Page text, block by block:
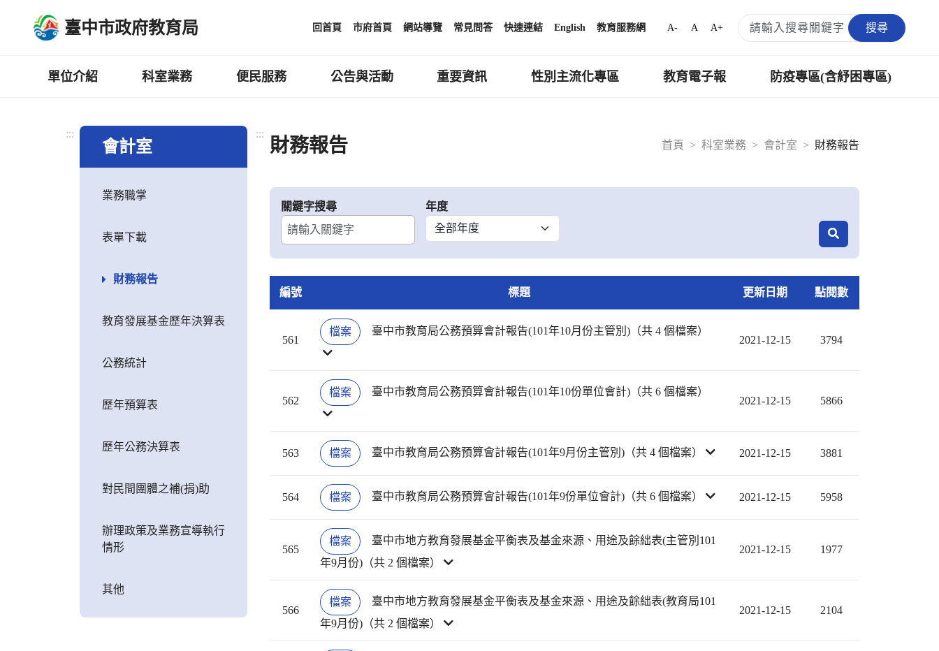
臺中市政府教育局 回首頁 市府首頁 網站導覽 常見問答 快速連結 English 教育服務網 A- A A+ 搜尋
單位介紹 科室業務 便民服務 公告與活動 重要資訊 性別主流化專區 教育電子報 防疫專區(含紓困專區)
:::
會計室
業務職掌
表單下載
財務報告
教育發展基金歷年決算表
公務統計
歷年預算表
歷年公務決算表
對民間團體之補(捐)助
辦理政策及業務宣導執行
情形
其他
:::
首頁
科室業務 會計室 財務報告
財務報告
關鍵字搜尋 年度
編號 標題 更新日期 點閱數
561
檔案 臺中市教育局公務預算會計報告(101年10月份主管別)（共 4 個檔案）
2021-12-15 3794
562
檔案 臺中市教育局公務預算會計報告(101年10份單位會計)（共 6 個檔案）
2021-12-15 5866
563 檔案 臺中市教育局公務預算會計報告(101年9月份主管別)（共 4 個檔案） 2021-12-15 3881
564 檔案 臺中市教育局公務預算會計報告(101年9份單位會計)（共 6 個檔案） 2021-12-15 5958
565
檔案
臺中市地方教育發展基金平衡表及基金來源、用途及餘絀表(主管別101
年9月份)（共 2 個檔案）
2021-12-15 1977
566
檔案
臺中市地方教育發展基金平衡表及基金來源、用途及餘絀表(教育局101
年9月份)（共 2 個檔案）
2021-12-15 2104